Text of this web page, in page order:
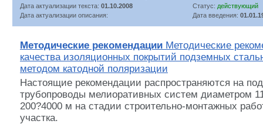
Дата актуализации текста: 01.10.2008 Статус: действующий
Дата актуализации описания:
Дата введения:
Методические рекомендации Методические
качества изоляционных покрытий подземных
методом катодной поляризации
Настоящие рекомендации распространяются на
трубопроводы мелиоративных систем диаметром
200?4000 м на стадии строительно-монтажных
участка.